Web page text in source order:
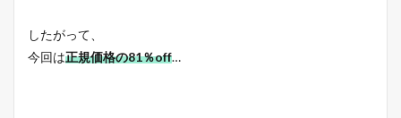
したがって、
今回は正規価格の81％off…